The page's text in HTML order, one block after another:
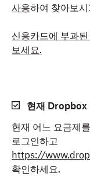
사용하여 찾아보
신용카드에 부과
보세요.
현재 Dropbox
현재 어느 요금제
로그인하고
https://
확인하세요.